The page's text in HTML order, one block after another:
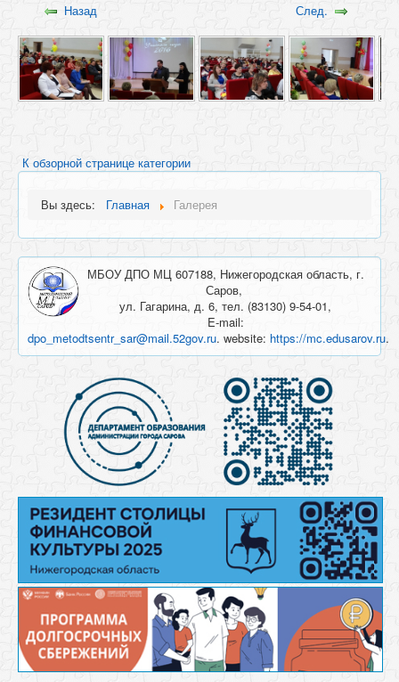
Назад След.
К обзорной странице категории
Вы здесь: Главная Галерея
МБОУ ДПО МЦ 607188, Нижегородская область, г.
Саров,
ул. Гагарина, д. 6, тел. (83130) 9-54-01,
E-mail:
dpo_metodtsentr_sar@mail.52gov.ru. website: https://mc.edusarov.ru.